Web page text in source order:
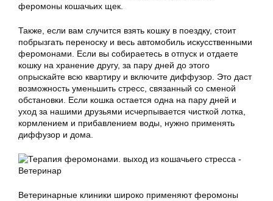
феромоны кошачьих щек.
Также, если вам случится взять кошку в поездку, стоит
побрызгать переноску и весь автомобиль искусственными
феромонами. Если вы собираетесь в отпуск и отдаете
кошку на хранение другу, за пару дней до этого
опрыскайте всю квартиру и включите диффузор. Это даст
возможность уменьшить стресс, связанный со сменой
обстановки. Если кошка остается одна на пару дней и
уход за нашими друзьями исчерпывается чисткой лотка,
кормлением и прибавлением воды, нужно применять
диффузор и дома.
Ветеринарные клиники широко применяют феромоны